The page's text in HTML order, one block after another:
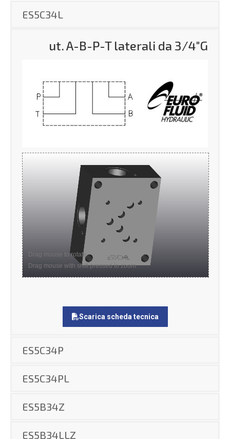
ES5C34L
ut. A-B-P-T laterali da 3/4″G
Drag mouse to rotate
Drag mouse with shift pressed to zoom
Scarica scheda tecnica
ES5C34P
ES5C34PL
ES5B34Z
ES5B34LLZ